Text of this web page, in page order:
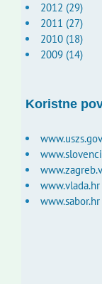
2012 (29)
2011 (27)
2010 (18)
2009 (14)
Koristne
www.vlada.hr
www.sabor.hr